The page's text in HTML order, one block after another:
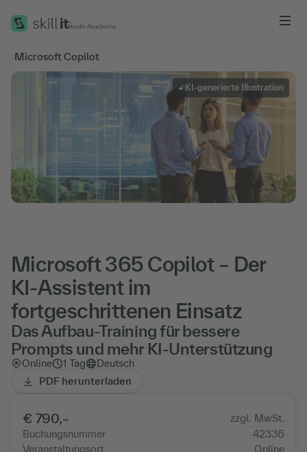
Microsoft Copilot
KI-generierte Illustration
Microsoft 365 Copilot – Der
KI-Assistent im
fortgeschrittenen Einsatz
Das Aufbau-Training für bessere
Prompts und mehr KI-Unterstützung
Online 1 Tag
Deutsch
PDF herunterladen
€ 790,–
zzgl. MwSt.
Buchungsnummer
42336
Veranstaltungsort
Online